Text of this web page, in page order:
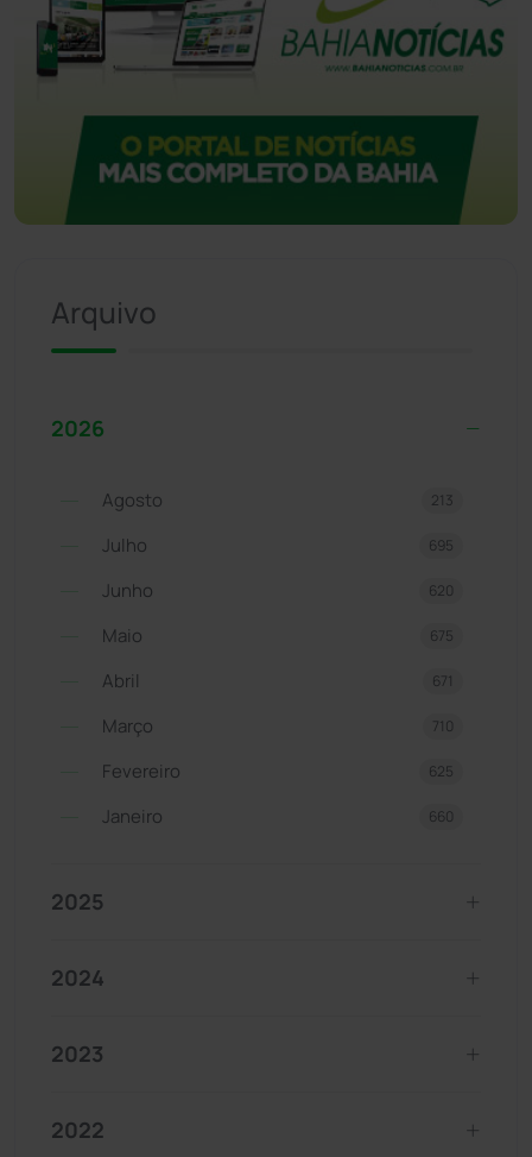
Arquivo
2026
Agosto 213
Julho 695
Junho 620
Maio 675
Abril 671
Março 710
Fevereiro 625
Janeiro 660
2025
2024
2023
2022